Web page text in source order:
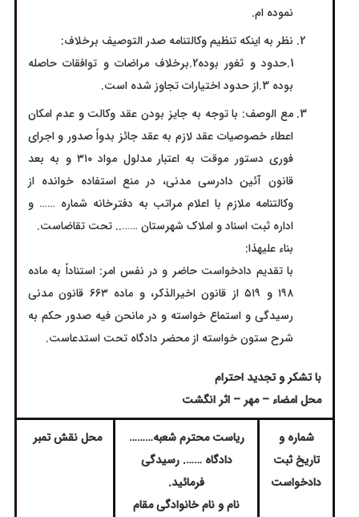
نموده ام.
نظر به اینکه تنظیم وکالتنامه صدر التوصيف برخلاف:
1.حدود و ثغور بوده2.برخلاف مراضات و توافقات حاصله
بوده 3.از حدود اختیارات تجاوز شده است.
مع الوصف: با توجه به جایز بودن عقد وکالت و عدم امکان
اعطاء خصوصیات عقد لازم به عقد جائز بدواً صدور و اجرای
فوری دستور موقت به اعتبار مدلول مواد ۳۱۰ و به بعد
قانون آئین دادرسی مدنی، در منع استفاده خوانده از
وکالتنامه ملازم با اعلام مراتب به دفترخانه شماره …… و
اداره ثبت اسناد و املاک شهرستان …….. تحت تقاضاست.
بناء عليهذا:
با تقدیم دادخواست حاضر و در نفس امر: استناداً به ماده
۱۹۸ و ۵۱۹ از قانون اخیرالذکر، و ماده ۶۶۳ قانون مدنی
رسیدگی و استماع خواسته و در مانحن فیه صدور حکم به
شرح ستون خواسته از محضر دادگاه تحت استدعاست.
با تشکر و تجدید احترام
محل امضاء – مهر – اثر انگشت
شماره و
تاریخ ثبت
دادخواست
ریاست محترم شعبه………
دادگاه ……. رسیدگی
فرمائید.
نام و نام خانوادگی مقام
محل نقش تمبر